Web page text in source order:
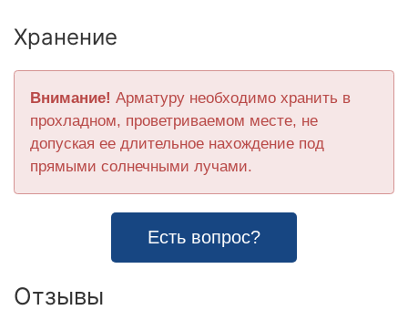
Хранение
Внимание! Арматуру необходимо хранить в
прохладном, проветриваемом месте, не
допуская ее длительное нахождение под
прямыми солнечными лучами.
Есть вопрос?
Отзывы